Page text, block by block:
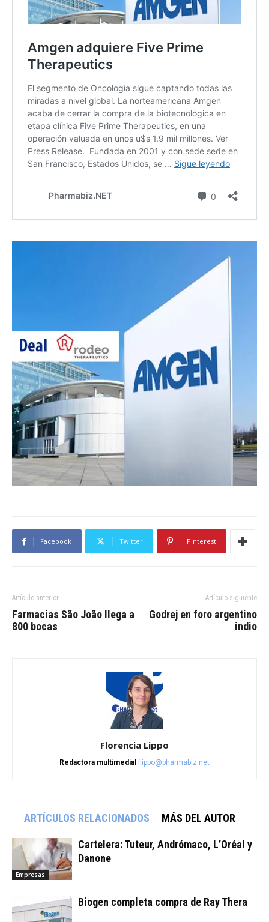
Facebook Twitter Pinterest
Artículo anterior
Farmacias São João llega a
800 bocas
Artículo siguiente
Godrej en foro argentino
indio
Florencia Lippo
Redactora multimedial flippo@pharmabiz.net
ARTÍCULOS RELACIONADOS MÁS DEL AUTOR
Empresas
Cartelera: Tuteur, Andrómaco, L’Oréal y
Danone
Biogen completa compra de Ray Thera